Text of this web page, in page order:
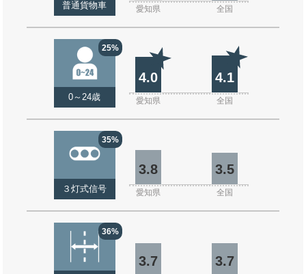
普通貨物車 愛知県 全国
25%
0～24歳
4.0 4.1
愛知県 全国
35%
３灯式信号
3.8 3.5
愛知県 全国
36%
3.7 3.7